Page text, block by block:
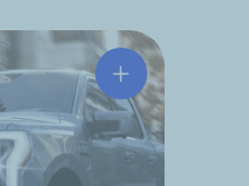
gagnant pour uneTechnologie de